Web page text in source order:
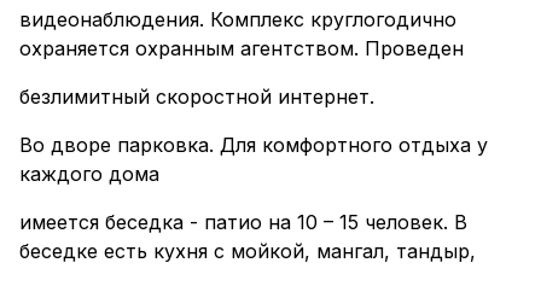
видеонаблюдения. Комплекс круглогодично
охраняется охранным агентством. Проведен
безлимитный скоростной интернет.
Во дворе парковка. Для комфортного отдыха у
каждого дома
имеется беседка - патио на 10 – 15 человек. В
беседке есть кухня с мойкой, мангал, тандыр,